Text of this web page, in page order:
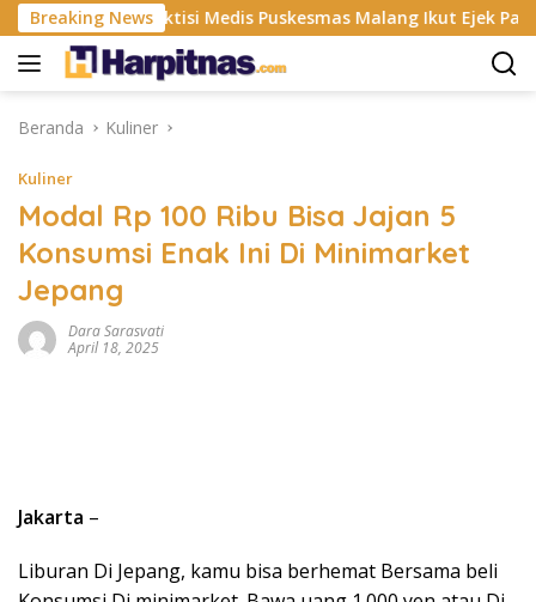
Langsung
ke
konten
Breaking News
Praktisi Medis Puskesmas Malang Ikut Ejek Pasien BPJS
Beranda Kuliner
Kuliner
Modal Rp 100 Ribu Bisa Jajan 5
Konsumsi Enak Ini Di Minimarket
Jepang
Dara Sarasvati
April 18, 2025
Jakarta –
Liburan Di Jepang, kamu bisa berhemat Bersama beli